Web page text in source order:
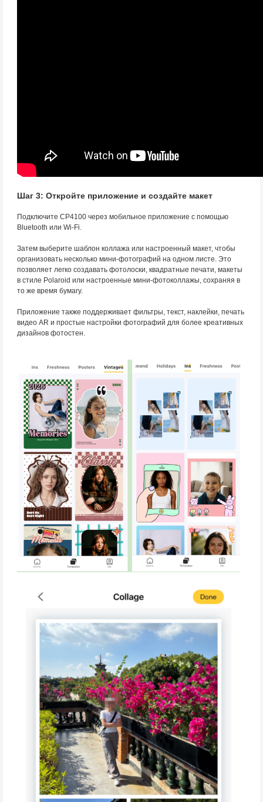
Шаг 3: Откройте приложение и создайте макет
Подключите CP4100 через мобильное приложение с помощью
Bluetooth или Wi-Fi.
Затем выберите шаблон коллажа или настроенный макет, чтобы
организовать несколько мини-фотографий на одном листе. Это
позволяет легко создавать фотолоски, квадратные печати, макеты
в стиле Polaroid или настроенные мини-фотоколлажы, сохраняя в
то же время бумагу.
Приложение также поддерживает фильтры, текст, наклейки, печать
видео AR и простые настройки фотографий для более креативных
дизайнов фотостен.